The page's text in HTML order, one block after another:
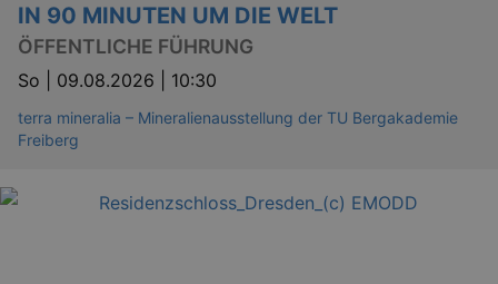
IN 90 MINUTEN UM DIE WELT
ÖFFENTLICHE FÜHRUNG
So | 09.08.2026 | 10:30
terra mineralia – Mineralienausstellung der TU Bergakademie
Freiberg